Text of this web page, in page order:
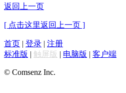
返回上一页
[ 点击这里返回上一页 ]
首页 | 登录 | 注册
标准版 | 触屏版 | 电脑版 | 客户端
© Comsenz Inc.